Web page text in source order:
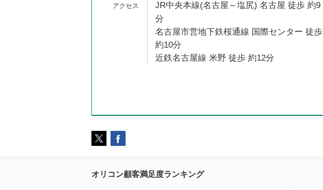
JR中央本線(名古屋～塩尻) 名古屋 徒歩 約9
分
名古屋市営地下鉄桜通線 国際センター 徒歩
約10分
近鉄名古屋線 米野 徒歩 約12分
オリコン顧客満足度ランキング